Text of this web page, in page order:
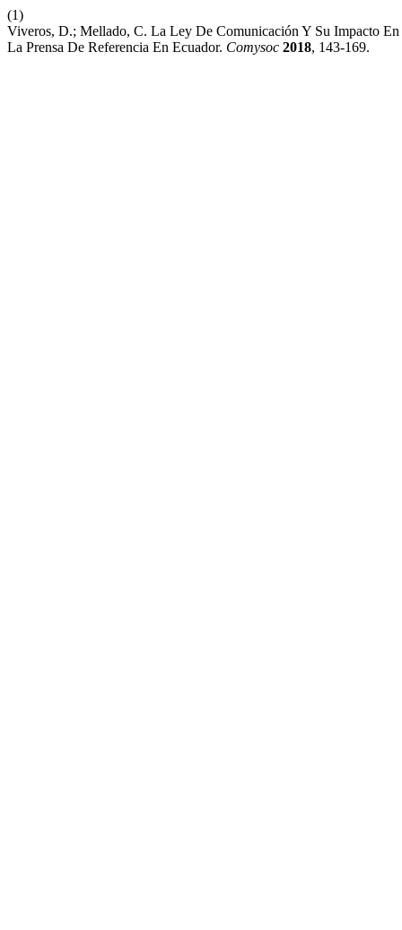
(1)
Viveros, D.; Mellado, C. La Ley De Comunicación Y Su Impacto
La Prensa De Referencia En Ecuador. Comysoc 2018, 143-169.